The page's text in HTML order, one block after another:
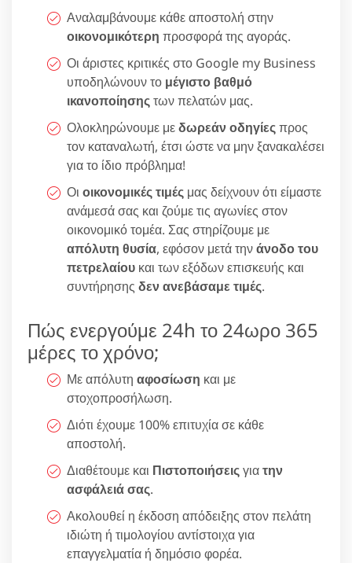
Αναλαμβάνουμε κάθε αποστολή στην
οικονομικότερη προσφορά της αγοράς.
Οι άριστες κριτικές στο Google my Business
υποδηλώνουν το μέγιστο βαθμό
ικανοποίησηςτων πελατών μας.
Ολοκληρώνουμε μεδωρεάν οδηγίεςπρος
τον καταναλωτή, έτσι ώστε να μην ξανακαλέσει
για το ίδιο πρόβλημα!
Οι οικονομικές τιμές μας δείχνουν ότι είμαστε
ανάμεσά σας και ζούμε τις αγωνίες στον
οικονομικό τομέα. Σας στηρίζουμε με
απόλυτη θυσία, εφόσον μετά τηνάνοδο του
πετρελαίου και των εξόδων επισκευής και
συντήρησης δεν ανεβάσαμε τιμές.
Πώς ενεργούμε 24h το 24ωρο 365
μέρες το χρόνο;
Με απόλυτη αφοσίωση και με
στοχοπροσήλωση.
Διότι έχουμε 100% επιτυχία σε κάθε
αποστολή.
Διαθέτουμε και Πιστοποιήσειςγιατην
ασφάλειά σας.
Ακολουθεί η έκδοση απόδειξης στον πελάτη
ιδιώτη ή τιμολογίου αντίστοιχα για
επαγγελματία ή δημόσιο φορέα.